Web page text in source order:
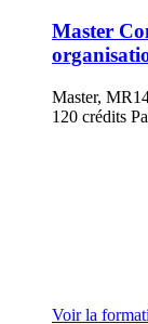
Master
Master,
120 crédits
Voir la